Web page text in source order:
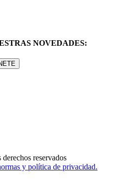
NOVEDADES:
reservados
y política de privacidad.